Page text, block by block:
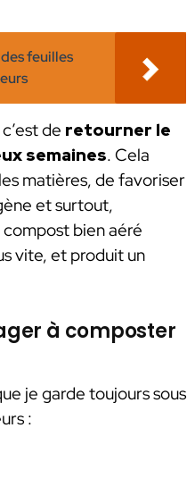
feuilles
de retourner le
semaines. Cela
matières, de favoriser
et surtout,
compost bien aéré
vite, et produit un
à composter
je garde toujours sous
: